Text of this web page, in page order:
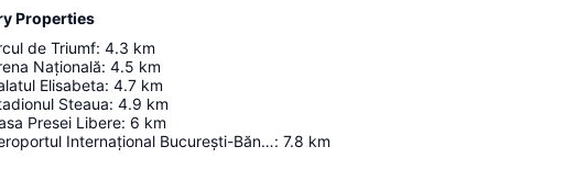
Properties
de Triumf: 4.3 km
Națională: 4.5 km
Elisabeta: 4.7 km
Steaua: 4.9 km
Presei Libere: 6 km
Aeroportul Internațional București-Băneasa „Aurel Vlaicu”: 7.8 km